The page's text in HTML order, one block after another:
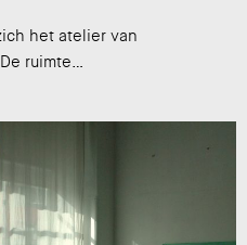
het atelier van
ruimte…